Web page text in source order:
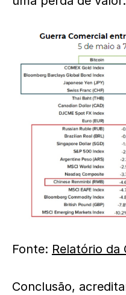
Fonte: Relatório da
Conclusão,